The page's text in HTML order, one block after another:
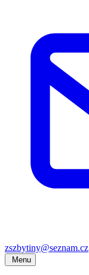
zszbytiny@seznam.cz
Menu